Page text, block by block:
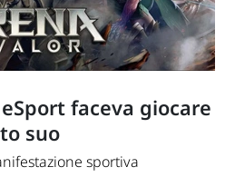
faceva giocare
suo
sportiva